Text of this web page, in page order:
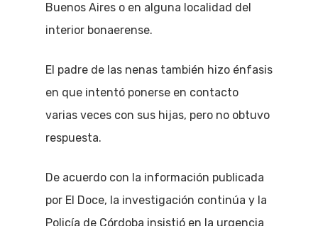
Buenos Aires o en alguna localidad del
interior bonaerense.
El padre de las nenas también hizo énfasis
en que intentó ponerse en contacto
varias veces con sus hijas, pero no obtuvo
respuesta.
De acuerdo con la información publicada
por El Doce, la investigación continúa y la
Policía de Córdoba insistió en la urgencia